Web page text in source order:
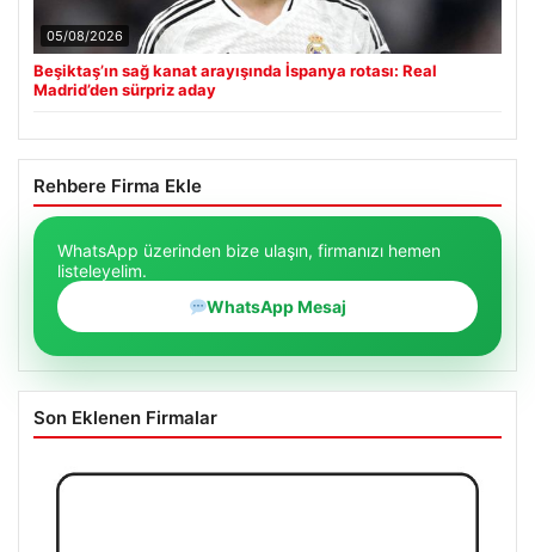
05/08/2026
Beşiktaş’ın sağ kanat arayışında İspanya rotası: Real
Madrid’den sürpriz aday
Rehbere Firma Ekle
WhatsApp üzerinden bize ulaşın, firmanızı hemen
listeleyelim.
WhatsApp Mesaj
Son Eklenen Firmalar